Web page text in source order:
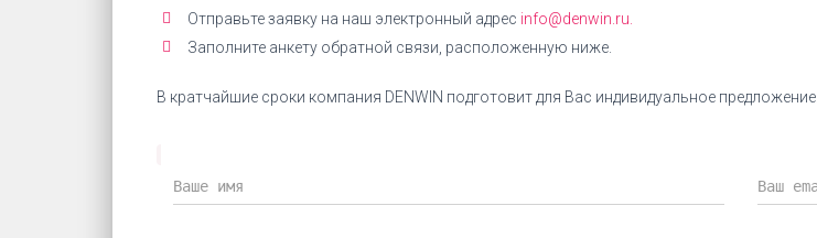
Отправьте заявку на наш электронный адрес info@denwin.ru.
Заполните анкету обратной связи, расположенную ниже.
В кратчайшие сроки компания DENWIN подготовит для Вас индивидуальное предложение.